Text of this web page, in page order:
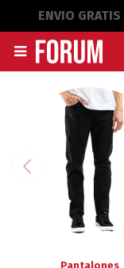
ENVIO GRATIS

Pantalones